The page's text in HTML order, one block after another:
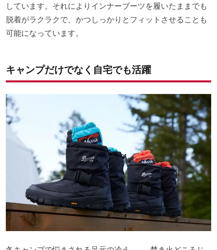
しています。それによりインナーブーツを履いたままでも
脱着がラクラクで、かつしっかりとフィットさせることも
可能になっています。
キャンプだけでなく自宅でも活躍